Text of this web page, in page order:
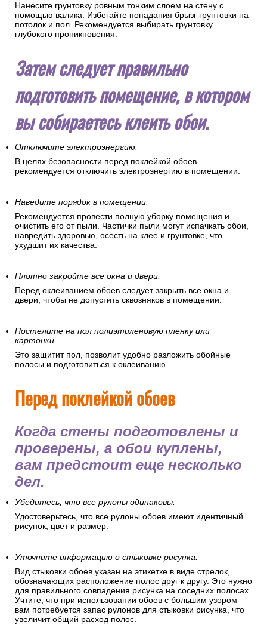
Нанесите грунтовку ровным тонким слоем на стену с
помощью валика. Избегайте попадания брызг грунтовки на
потолок и пол. Рекомендуется выбирать грунтовку
глубокого проникновения.
Затем следует правильно
подготовить помещение, в котором
вы собираетесь клеить обои.
Отключите электроэнергию.
В целях безопасности перед поклейкой обоев
рекомендуется отключить электроэнергию в помещении.
Наведите порядок в помещении.
Рекомендуется провести полную уборку помещения и
очистить его от пыли. Частички пыли могут испачкать обои,
навредить здоровью, осесть на клее и грунтовке, что
ухудшит их качества.
Плотно закройте все окна и двери.
Перед оклеиванием обоев следует закрыть все окна и
двери, чтобы не допустить сквозняков в помещении.
Постелите на пол полиэтиленовую пленку или
картонки.
Это защитит пол, позволит удобно разложить обойные
полосы и подготовиться к оклеиванию.
Перед поклейкой обоев
Когда стены подготовлены и
проверены, а обои куплены,
вам предстоит еще несколько
дел.
Убедитесь, что все рулоны одинаковы.
Удостоверьтесь, что все рулоны обоев имеют идентичный
рисунок, цвет и размер.
Уточните информацию о стыковке рисунка.
Вид стыковки обоев указан на этикетке в виде стрелок,
обозначающих расположение полос друг к другу. Это нужно
для правильного совпадения рисунка на соседних полосах.
Учтите, что при использовании обоев с большим узором
вам потребуется запас рулонов для стыковки рисунка, что
увеличит общий расход полос.